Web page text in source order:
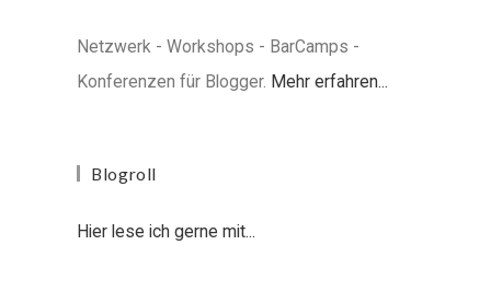
Netzwerk - Workshops - BarCamps -
Konferenzen für Blogger. Mehr erfahren...
Blogroll
Hier lese ich gerne mit...